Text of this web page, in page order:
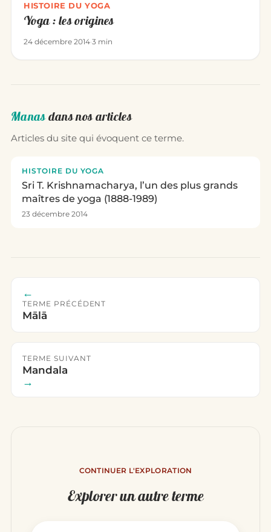
HISTOIRE DU YOGA
Yoga : les origines
24 décembre 2014·3 min
Manasdans nos articles
Articles du site qui évoquent ce terme.
HISTOIRE DU YOGA
Sri T. Krishnamacharya, l’un des plus grands
maîtres de yoga (1888-1989)
23 décembre 2014
←
TERME PRÉCÉDENT
Mālā
TERME SUIVANT
Mandala
→
CONTINUER L'EXPLORATION
Explorer un autre terme